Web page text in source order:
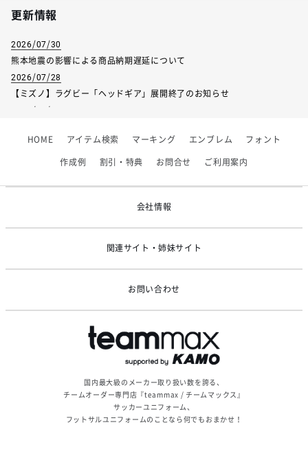
更新情報
2026/07/30
熊本地震の影響による商品納期遅延について
2026/07/28
【ミズノ】ラグビー「ヘッドギア」展開終了のお知らせ
2026/06/09
【アシックス】一部商品「生地の在庫限り」廃盤のお知らせ
HOME アイテム検索 マーキング エンブレム フォント
作成例 割引・特典 お問合せ ご利用案内
会社情報
関連サイト・姉妹サイト
お問い合わせ
国内最大級のメーカー取り扱い数を誇る、
チームオーダー専門店『teammax / チームマックス』
サッカーユニフォーム、
フットサルユニフォームのことなら何でもおまかせ！